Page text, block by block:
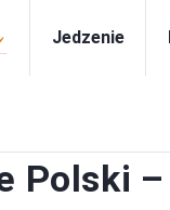
Jedzenie
Polski